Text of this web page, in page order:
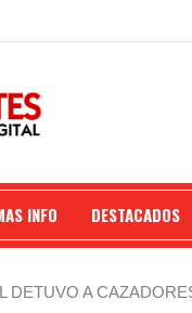
INFO DESTACADOS
DETUVO A